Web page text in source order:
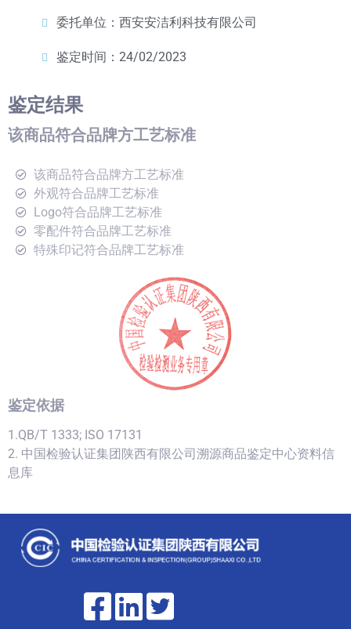
委托单位：西安安洁利科技有限公司
鉴定时间：24/02/2023
鉴定结果
该商品符合品牌方工艺标准
该商品符合品牌方工艺标准
外观符合品牌工艺标准
Logo符合品牌工艺标准
零配件符合品牌工艺标准
特殊印记符合品牌工艺标准
鉴定依据
1.QB/T 1333; ISO 17131
2. 中国检验认证集团陕西有限公司溯源商品鉴定中心资料信
息库